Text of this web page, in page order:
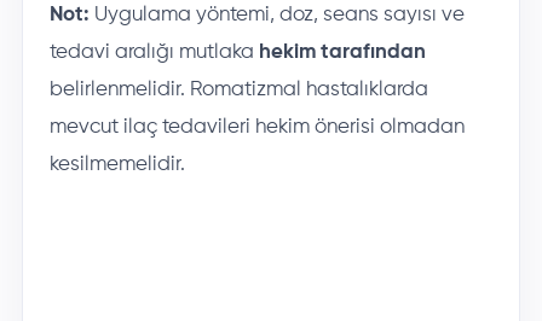
Not: Uygulama yöntemi, doz, seans sayısı ve
tedavi aralığı mutlaka hekim tarafından
belirlenmelidir. Romatizmal hastalıklarda
mevcut ilaç tedavileri hekim önerisi olmadan
kesilmemelidir.